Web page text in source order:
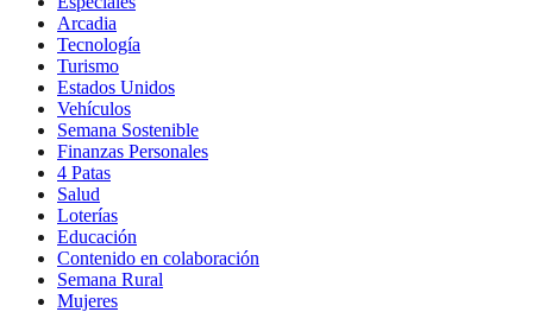
Arcadia
Tecnología
Turismo
Estados Unidos
Vehículos
Semana Sostenible
Finanzas Personales
4 Patas
Salud
Loterías
Educación
Contenido en colaboración
Semana Rural
Mujeres